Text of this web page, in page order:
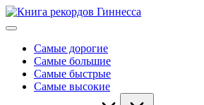
Перейти
к
Мировые
ГиннессаСамые дорогие
Самые большие
Самые быстрые
Самые высокие